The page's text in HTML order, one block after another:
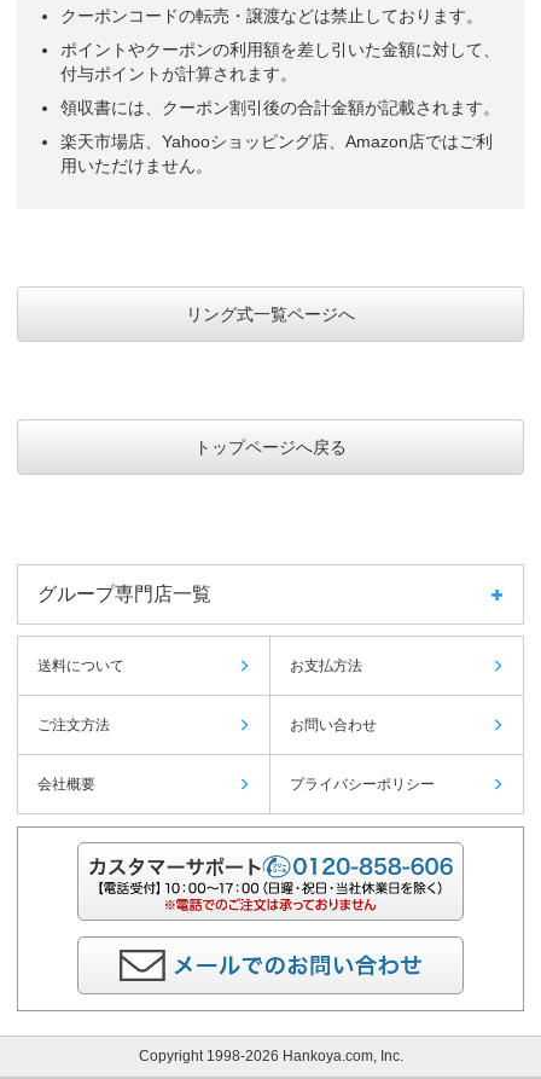
クーポンコードの転売・譲渡などは禁止しております。
ポイントやクーポンの利用額を差し引いた金額に対して、
付与ポイントが計算されます。
領収書には、クーポン割引後の合計金額が記載されます。
楽天市場店、Yahooショッピング店、Amazon店ではご利
用いただけません。
リング式一覧ページへ
トップページへ戻る
グループ専門店一覧
送料について お支払方法
ご注文方法 お問い合わせ
会社概要 プライバシーポリシー
Copyright 1998-2026 Hankoya.com, Inc.